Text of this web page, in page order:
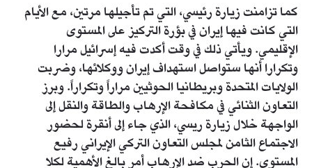
كما تزامنت زيارة رئيسي، التي تم تأجيلها مرتين، مع الأيام
التي كانت فيها إيران في بؤرة التركيز على المستوى
الإقليمي. ويأتي ذلك في وقت أكدت فيه إسرائيل مرارا
وتكرارا أنها ستواصل استهداف إيران ووكلائها، وضربت
الولايات المتحدة وبريطانيا الحوثيين مراراً وتكراراً. وبرز
التعاون الثنائي في مكافحة الإرهاب والطاقة والنقل إلى
الواجهة خلال زيارة ريسي، الذي جاء إلى أنقرة لحضور
الاجتماع الثامن لمجلس التعاون التركي الإيراني رفيع
المستوى. إن الحرب ضد الإرهاب أمر بالغ الأهمية لكلا